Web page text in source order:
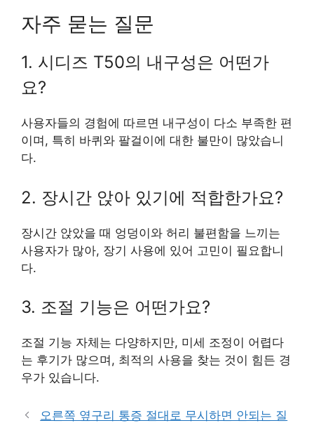
자주 묻는 질문
1. 시디즈 T50의 내구성은 어떤가
요?
사용자들의 경험에 따르면 내구성이 다소 부족한 편
이며, 특히 바퀴와 팔걸이에 대한 불만이 많았습니
다.
2. 장시간 앉아 있기에 적합한가요?
장시간 앉았을 때 엉덩이와 허리 불편함을 느끼는
사용자가 많아, 장기 사용에 있어 고민이 필요합니
다.
3. 조절 기능은 어떤가요?
조절 기능 자체는 다양하지만, 미세 조정이 어렵다
는 후기가 많으며, 최적의 사용을 찾는 것이 힘든 경
우가 있습니다.
오른쪽 옆구리 통증 절대로 무시하면 안되는 질